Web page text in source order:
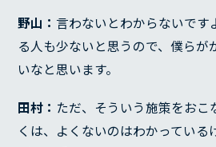
野山： 言わないとわからないです
る人も少ないと思うので、僕らが
いなと思います。
田村： ただ、そういう施策をおこ
くは、よくないのはわかっている